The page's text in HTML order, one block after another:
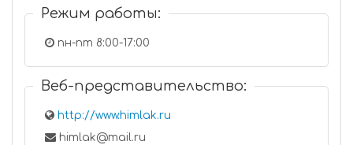
Режим работы:
пн-пт 8:00-17:00
Веб-представительство:
http://www.himlak.ru
himlak@mail.ru